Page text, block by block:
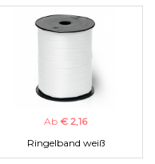
Ab € 2,16
Ringelband weiß